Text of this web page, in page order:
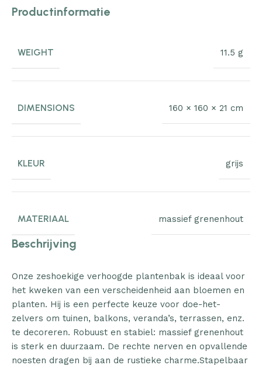
Productinformatie
WEIGHT 11.5 g
DIMENSIONS 160 × 160 × 21 cm
KLEUR grijs
MATERIAAL massief grenenhout
Beschrijving
Onze zeshoekige verhoogde plantenbak is ideaal voor
het kweken van een verscheidenheid aan bloemen en
planten. Hij is een perfecte keuze voor doe-het-
zelvers om tuinen, balkons, veranda’s, terrassen, enz.
te decoreren. Robuust en stabiel: massief grenenhout
is sterk en duurzaam. De rechte nerven en opvallende
noesten dragen bij aan de rustieke charme.Stapelbaar